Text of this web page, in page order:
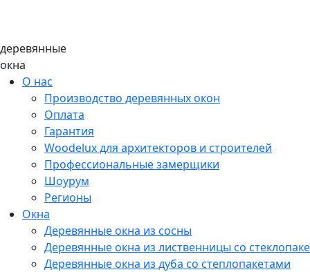
деревянные
окна
О нас
Производство деревянных окон
Оплата
Гарантия
Woodelux для архитекторов и строителей
Профессиональные замерщики
Шоурум
Регионы
Окна
Деревянные окна из сосны
Деревянные окна из лиственницы со
Деревянные окна из дуба со степлопакетами